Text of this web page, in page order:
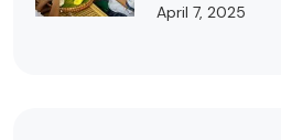
April 7, 2025